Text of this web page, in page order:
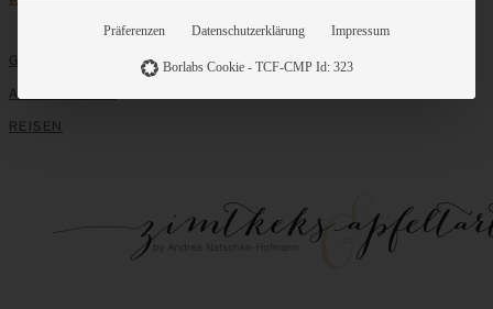
GRUNDLAGEN
ALLE REZEPTE
REISEN
Präferenzen Datenschutzerklärung Impressum
Borlabs Cookie - TCF-CMP Id: 323